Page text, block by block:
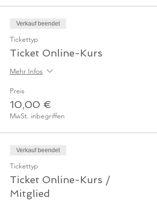
Verkauf beendet
Tickettyp
Ticket Online-Kurs
Mehr Infos
Preis
10,00 €
MwSt. inbegriffen
Verkauf beendet
Tickettyp
Ticket Online-Kurs /
Mitglied